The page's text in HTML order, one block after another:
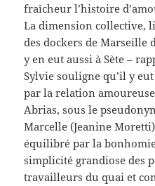
fraîcheur l’histoire
La dimension collective,
des dockers de Marseille
y en eut aussi à Sète –
Sylvie souligne qu’il y
par la relation
Abrias, sous le
Marcelle (Jeanine
équilibré par la
simplicité grandiose des
travailleurs du quai et